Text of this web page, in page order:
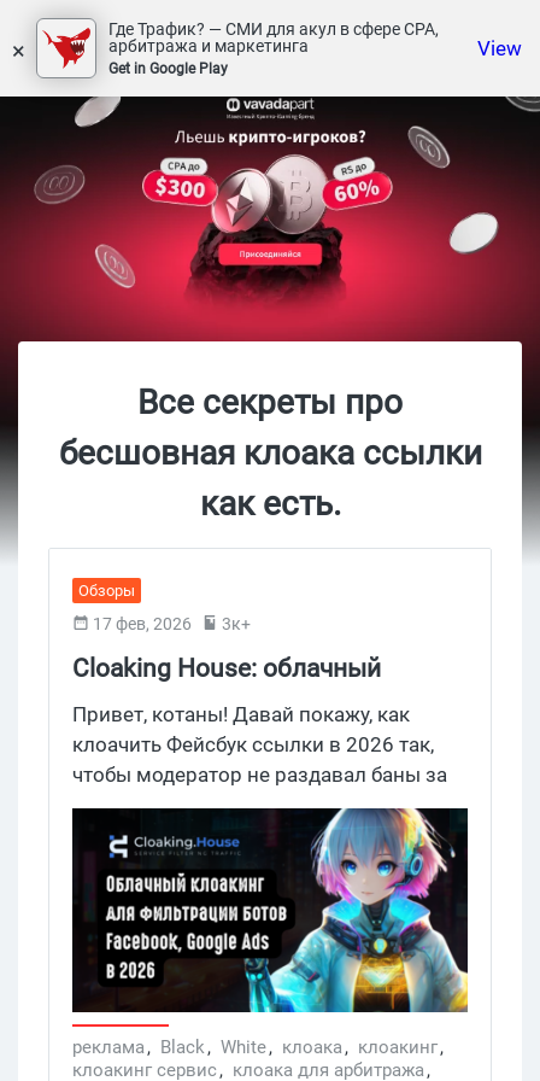
×
Где Трафик? — СМИ для акул в сфере СРА,
арбитража и маркетинга
Get in Google Play
View
Все секреты про
бесшовная клоака ссылки
как есть.
Обзоры
17 фев, 2026 3к+
Cloaking House: облачный
клоакинг для фильтрации ботов
FB и Google Ads — гайд PHP-
интеграции 2026
Привет, котаны! Давай покажу, как
клоачить Фейсбук ссылки в 2026 так,
чтобы модератор не раздавал баны за
любую попытку залить гемблу, нутру и
другие офферы. Спокойно,
программировать ничего не нужно,
твое дело — аналитика и тонкость
настройки фильтра клоакинга. Под
прицелом обзор Cloaking House —
облачный клоакинг сервис, в котором
техничка полностью сделана за тебя, а
клоачить ссылку — это не шаманство со
скриптами, а пара кликов в удобном
реклама, Black, White, клоака, клоакинг,
клоакинг сервис, клоака для арбитража,